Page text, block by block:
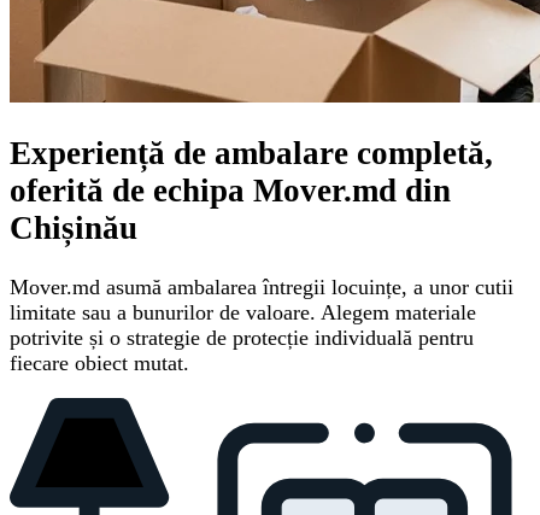
Experiență de ambalare completă,
oferită de echipa Mover.md din
Chișinău
Mover.md asumă ambalarea întregii locuințe, a unor cutii
limitate sau a bunurilor de valoare. Alegem materiale
potrivite și o strategie de protecție individuală pentru
fiecare obiect mutat.